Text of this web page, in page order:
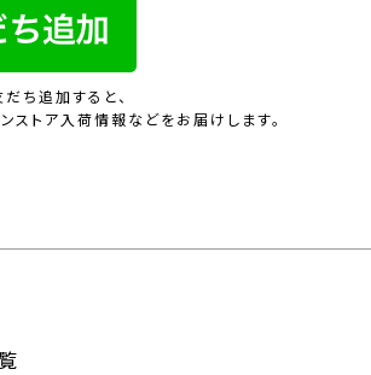
ち追加すると、
ストア入荷情報などをお届けします。